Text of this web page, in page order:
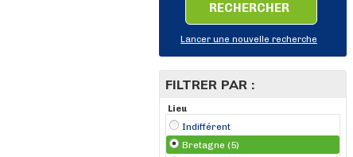
RECHERCHER
Lancer une nouvelle recherche
FILTRER PAR :
Lieu
Indifférent
Bretagne (5)